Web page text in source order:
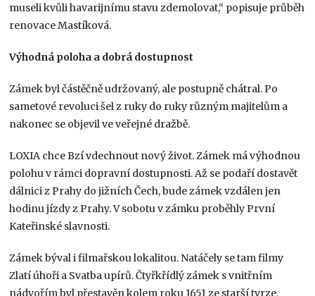
museli kvůli havarijnímu stavu zdemolovat,“ popisuje průběh
renovace Mastíková.
Výhodná poloha a dobrá dostupnost
Zámek byl částěčně udržovaný, ale postupně chátral. Po
sametové revoluci šel z ruky do ruky různým majitelům a
nakonec se objevil ve veřejné dražbě.
LOXIA chce Bzí vdechnout nový život. Zámek má výhodnou
polohu v rámci dopravní dostupnosti. Až se podaří dostavět
dálnici z Prahy do jižních Čech, bude zámek vzdálen jen
hodinu jízdy z Prahy. V sobotu v zámku proběhly První
Kateřinské slavnosti.
Zámek býval i filmařskou lokalitou. Natáčely se tam filmy
Zlatí úhoři a Svatba upírů. Čtyřkřídlý zámek s vnitřním
nádvořím byl přestavěn kolem roku 1651 ze starší tvrze,